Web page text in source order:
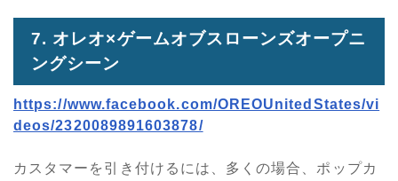
7. オレオ×ゲームオブスローンズオープニ
ングシーン
https://www.facebook.com/OREOUnitedStates/vi
deos/2320089891603878/
カスタマーを引き付けるには、多くの場合、ポップカ